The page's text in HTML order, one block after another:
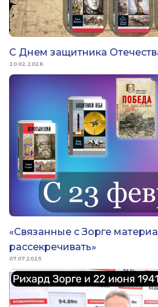
C Днем защитника
20.02.2026
«Связанные с Зорге
рассекречивать»
07.07.2025